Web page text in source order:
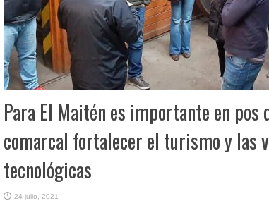
Para El Maitén es importante en
comarcal fortalecer el turismo y las
tecnológicas
24 julio, 2021